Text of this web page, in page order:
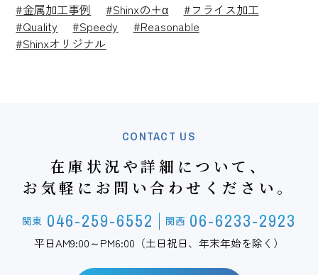
#金属加工事例 #Shinxの＋α
#フライス加工
#Quality
#Speedy
#Reasonable
#Shinxオリジナル
CONTACT US
在庫状況や詳細について、
お気軽にお問い合わせください。
関東 046-259-6552 関西 06-6233-2923
平日AM9:00～PM6:00（土日祝日、年末年始を除く）